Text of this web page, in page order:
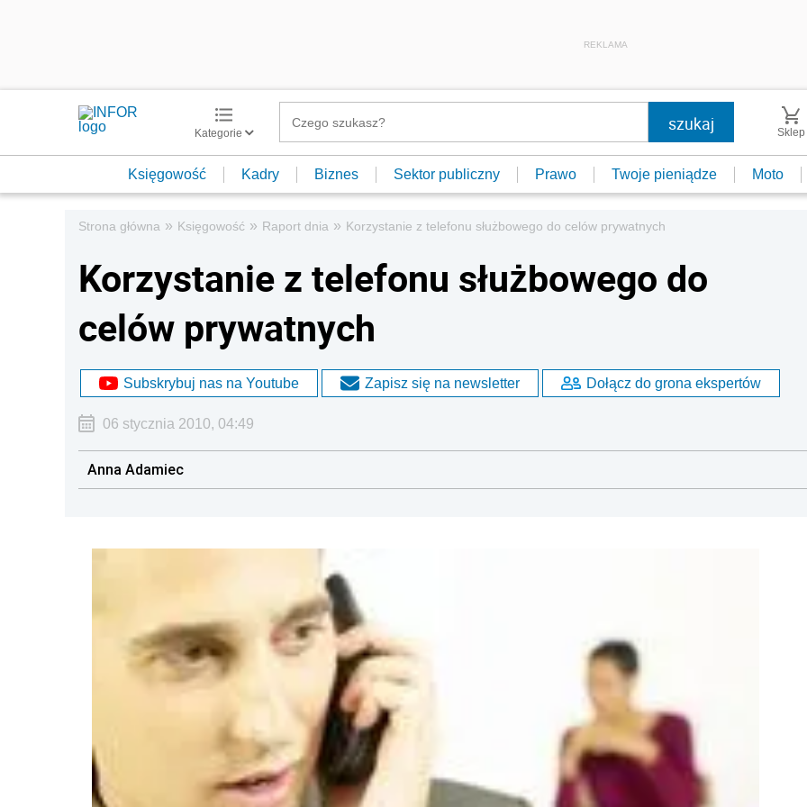
REKLAMA
Kategorie Sklep
Księgowość Kadry Biznes Sektor publiczny Prawo Twoje pieniądze Moto
Strona główna » Księgowość » Raport dnia » Korzystanie z telefonu służbowego do celów prywatnych
Korzystanie z telefonu służbowego do
celów prywatnych
Subskrybuj nas na Youtube Zapisz się na newsletter Dołącz do grona ekspertów
06 stycznia 2010, 04:49
Anna Adamiec